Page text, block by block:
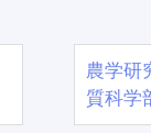
農学
質科学